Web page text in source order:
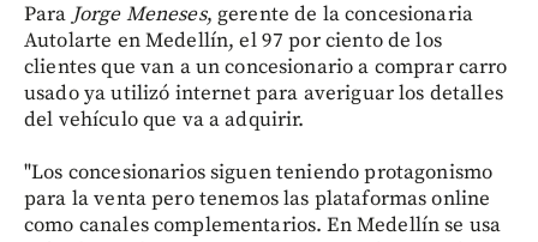
Para Jorge Meneses, gerente de la concesionaria
Autolarte en Medellín, el 97 por ciento de los
clientes que van a un concesionario a comprar carro
usado ya utilizó internet para averiguar los detalles
del vehículo que va a adquirir.
"Los concesionarios siguen teniendo protagonismo
para la venta pero tenemos las plataformas online
como canales complementarios. En Medellín se usa